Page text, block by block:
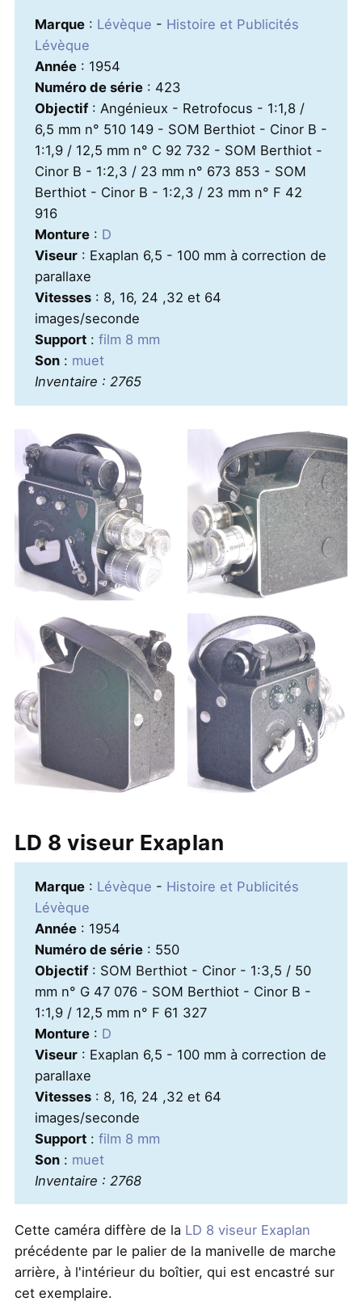
Marque: Lévèque - Histoire et Publicités
Lévèque
Année: 1954
Numéro de série: 423
Objectif: Angénieux - Retrofocus - 1:1,8 /
6,5 mm n° 510 149 - SOM Berthiot - Cinor B -
1:1,9 / 12,5 mm n° C 92 732 - SOM Berthiot -
Cinor B - 1:2,3 / 23 mm n° 673 853 - SOM
Berthiot - Cinor B - 1:2,3 / 23 mm n° F 42
916
Monture: D
Viseur: Exaplan 6,5 - 100 mm à correction de
parallaxe
Vitesses: 8, 16, 24 ,32 et 64
images/seconde
Support: film 8 mm
Son: muet
Inventaire : 2765
LD 8 viseur Exaplan
Marque: Lévèque - Histoire et Publicités
Lévèque
Année: 1954
Numéro de série: 550
Objectif: SOM Berthiot - Cinor - 1:3,5 / 50
mm n° G 47 076 - SOM Berthiot - Cinor B -
1:1,9 / 12,5 mm n° F 61 327
Monture: D
Viseur: Exaplan 6,5 - 100 mm à correction de
parallaxe
Vitesses: 8, 16, 24 ,32 et 64
images/seconde
Support: film 8 mm
Son: muet
Inventaire : 2768
Cette caméra diffère de la LD 8 viseur Exaplan
précédente par le palier de la manivelle de marche
arrière, à l'intérieur du boîtier, qui est encastré sur
cet exemplaire.